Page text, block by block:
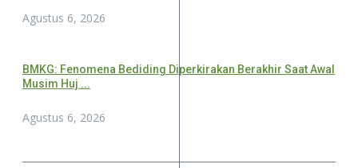
Agustus 6, 2026
BMKG: Fenomena Bediding Diperkirakan Berakhir Saat Awal
Musim Huj ...
Agustus 6, 2026